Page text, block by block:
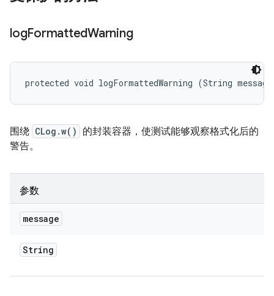
logFormattedWarning
protected void logFormattedWarning (String
围绕 CLog.w()
的封装容器，使测试能够观察格式化后的
警告。
参数
message
String